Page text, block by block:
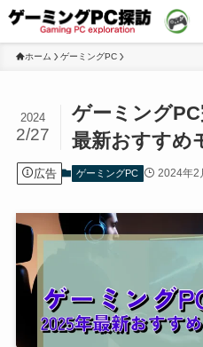
ホーム ゲーミングPC
ゲーミング
最新おすすめ
2024
2/27
広告 ゲーミングPC 2024年2